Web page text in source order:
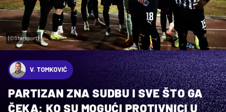
(©Starsport)
V. TOMKOVIĆ
PARTIZAN ZNA SUDBU I SVE ŠTO GA
ČEKA: KO SU MOGUĆI PROTIVNICI U